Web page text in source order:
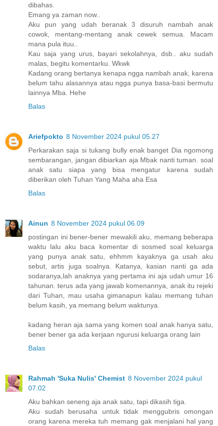
dibahas.
Emang ya zaman now..
Aku pun yang udah beranak 3 disuruh nambah anak
cowok, mentang-mentang anak cewek semua. Macam
mana pula ituu..
Kau saja yang urus, bayari sekolahnya, dsb.. aku sudah
malas, begitu komentarku. Wkwk
Kadang orang bertanya kenapa ngga nambah anak, karena
belum tahu alasannya atau ngga punya basa-basi bermutu
lainnya Mba. Hehe
Balas
Ariefpokto 8 November 2024 pukul 05.27
Perkarakan saja si tukang bully enak banget Dia ngomong
sembarangan, jangan dibiarkan aja Mbak nanti tuman. soal
anak satu siapa yang bisa mengatur karena sudah
diberikan oleh Tuhan Yang Maha aha Esa
Balas
Ainun 8 November 2024 pukul 06.09
postingan ini bener-bener mewakili aku, memang beberapa
waktu lalu aku baca komentar di sosmed soal keluarga
yang punya anak satu, ehhmm kayaknya ga usah aku
sebut, artis juga soalnya. Katanya, kasian nanti ga ada
sodaranya,lah anaknya yang pertama ini aja udah umur 16
tahunan. terus ada yang jawab komenannya, anak itu rejeki
dari Tuhan, mau usaha gimanapun kalau memang tuhan
belum kasih, ya memang belum waktunya.
kadang heran aja sama yang komen soal anak hanya satu,
bener bener ga ada kerjaan ngurusi keluarga orang lain
Balas
Rahmah 'Suka Nulis' Chemist 8 November 2024 pukul
07.02
Aku bahkan seneng aja anak satu, tapi dikasih tiga.
Aku sudah berusaha untuk tidak menggubris omongan
orang karena mereka tuh memang gak menjalani hal yang